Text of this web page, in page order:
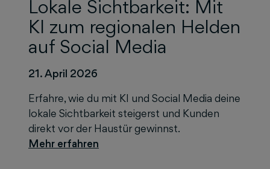
Lokale Sichtbarkeit: Mit
KI zum regionalen Helden
auf Social Media
21. April 2026
Erfahre, wie du mit KI und Social Media deine
lokale Sichtbarkeit steigerst und Kunden
direkt vor der Haustür gewinnst.